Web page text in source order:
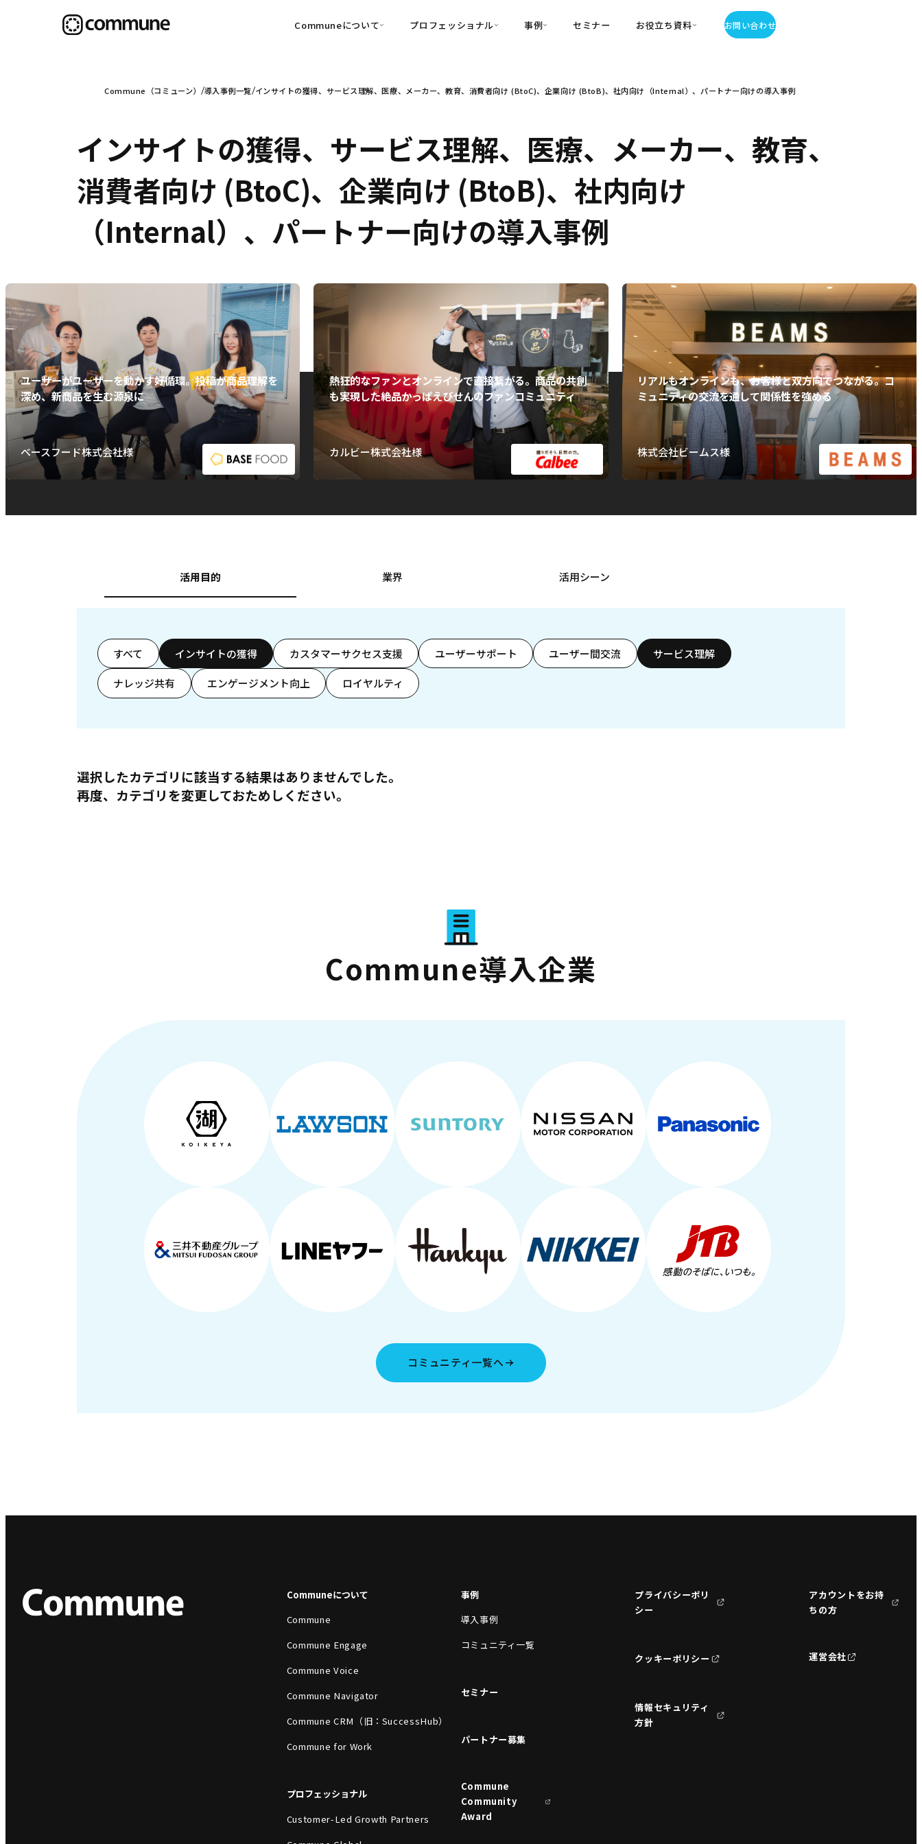
Communeについて
可視化
育成
・Commune Voice ・Commune Navigator
信頼を醸成する信頼起点経営基盤
・Commune CRM（旧：
SuccessHub）
社内コミュニケーションの変革を支援
・Commune for Work
プロフェッショナル
・Customer-Led Growth
事例
導入事例
セミナー お役立ち資料
・お役立ち資料
お問い合わせ
Commune（コミューン） 導入事例一覧 インサイトの獲得、サービス理解、医療、メーカー、教育、消費者向け (BtoC)、企業向け (BtoB)、社内向け（Internal）、パートナー向けの導入事例
インサイトの獲得、サービス理解、医療、メーカー、教育、
消費者向け (BtoC)、企業向け (BtoB)、社内向け
（Internal）、パートナー向けの導入事例
ユーザーがユーザーを動かす好循環。投稿が商品理解を
深め、新商品を生む源泉に
ベースフード株式会社様
熱狂的なファンとオンラインで直接繋がる。商品の共創
も実現した絶品かっぱえびせんのファンコミュニティ
カルビー株式会社様
リアルもオンラインも、お客様と双方向でつながる。コ
ミュニティの交流を通して関係性を強める
株式会社ビームス様
活用目的 業界 活用シーン
すべて インサイトの獲得 カスタマーサクセス支援 ユーザーサポート ユーザー間交流 サービス理解
ナレッジ共有 エンゲージメント向上 ロイヤルティ
選択したカテゴリに該当する結果はありませんでした。
再度、カテゴリを変更しておためしください。
Commune導入企業
コミュニティ一覧へ
Communeについて
Commune
Commune Engage
Commune Voice
Commune Navigator
Commune CRM（旧：SuccessHub）
Commune for Work
プロフェッショナル
Customer-Led Growth Partners
事例
導入事例
コミュニティ一覧
セミナー
パートナー募集
Commune
Community
Award
プライバシーポリ
シー
クッキーポリシー
情報セキュリティ
方針
アカウントをお持
ちの方
運営会社